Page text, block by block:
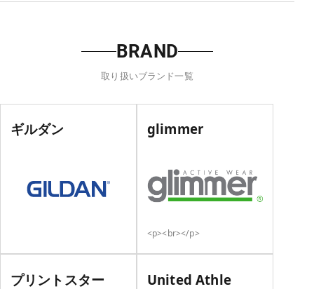
BRAND
取り扱いブランド一覧
ギルダン glimmer
<p><br></p>
プリントスター United Athle